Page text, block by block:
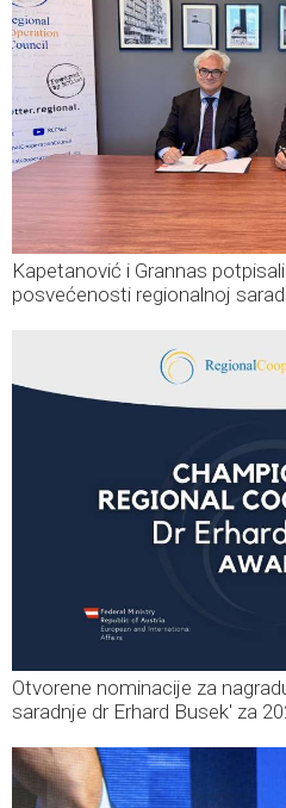
Kapetanović i Grannas
posvećenosti regionalnoj
Otvorene nominacije za
saradnje dr Erhard Busek' za